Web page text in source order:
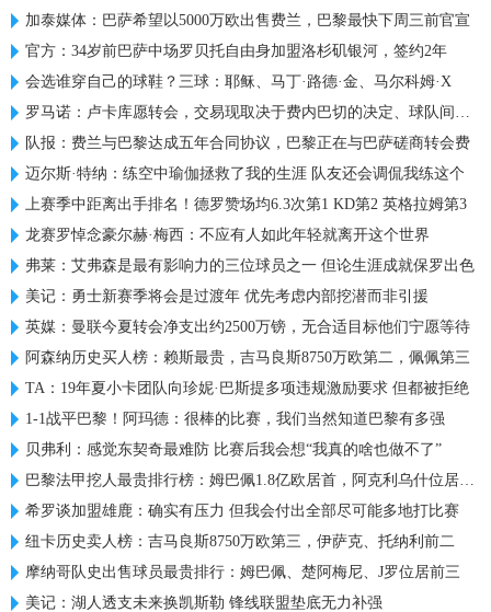
加泰媒体：巴萨希望以5000万欧出售费兰，巴黎最快下周三前官宣
官方：34岁前巴萨中场罗贝托自由身加盟洛杉矶银河，签约2年
会选谁穿自己的球鞋？三球：耶稣、马丁·路德·金、马尔科姆·X
罗马诺：卢卡库愿转会，交易现取决于费内巴切的决定、球队间谈判
队报：费兰与巴黎达成五年合同协议，巴黎正在与巴萨磋商转会费
迈尔斯·特纳：练空中瑜伽拯救了我的生涯 队友还会调侃我练这个
上赛季中距离出手排名！德罗赞场均6.3次第1 KD第2 英格拉姆第3
龙赛罗悼念豪尔赫·梅西：不应有人如此年轻就离开这个世界
弗莱：艾弗森是最有影响力的三位球员之一 但论生涯成就保罗出色
美记：勇士新赛季将会是过渡年 优先考虑内部挖潜而非引援
英媒：曼联今夏转会净支出约2500万镑，无合适目标他们宁愿等待
阿森纳历史买人榜：赖斯最贵，吉马良斯8750万欧第二，佩佩第三
TA：19年夏小卡团队向珍妮·巴斯提多项违规激励要求 但都被拒绝
1-1战平巴黎！阿玛德：很棒的比赛，我们当然知道巴黎有多强
贝弗利：感觉东契奇最难防 比赛后我会想“我真的啥也做不了”
巴黎法甲挖人最贵排行榜：姆巴佩1.8亿欧居首，阿克利乌什位居第2
希罗谈加盟雄鹿：确实有压力 但我会付出全部尽可能多地打比赛
纽卡历史卖人榜：吉马良斯8750万欧第三，伊萨克、托纳利前二
摩纳哥队史出售球员最贵排行：姆巴佩、楚阿梅尼、J罗位居前三
美记：湖人透支未来换凯斯勒 锋线联盟垫底无力补强